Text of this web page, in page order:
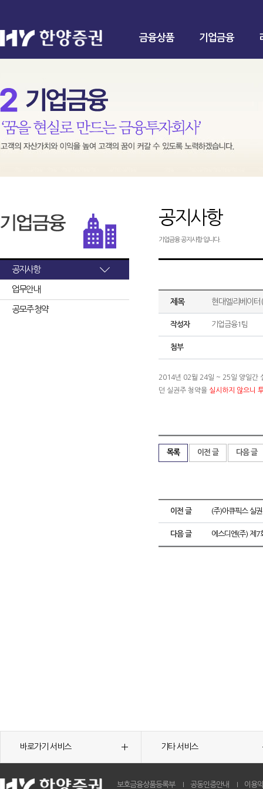
금융상품 기업금융
공지사항
업무안내
공모주 청약
공지사항
기업금융 공지사항 입니다.
제목 현대엘리베이
작성자 기업금융1팀
첨부
2014년 02월 24일 ~ 25일 양일간
던 실권주 청약을 실시하지 않으니
목록 이전 글 다음 글
이전 글 (주)아큐픽스 실
다음 글 에스디엔(주) 제7
바로가기 서비스 기타 서비스
보호금융상품등록부 공동인증안내 이용